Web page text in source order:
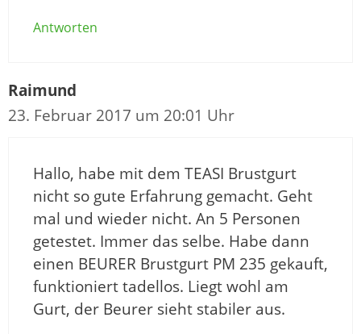
Antworten
Raimund
23. Februar 2017 um 20:01 Uhr
Hallo, habe mit dem TEASI Brustgurt
nicht so gute Erfahrung gemacht. Geht
mal und wieder nicht. An 5 Personen
getestet. Immer das selbe. Habe dann
einen BEURER Brustgurt PM 235 gekauft,
funktioniert tadellos. Liegt wohl am
Gurt, der Beurer sieht stabiler aus.